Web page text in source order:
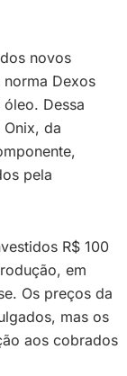
novos
Dexos
Dessa
da
pela
R$ 100
em
Os preços da
mas os
aos cobrados